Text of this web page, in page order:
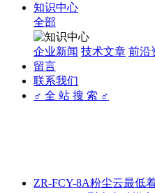
知识中心
全部
企业新闻 技术文章 前沿
留言
联系我们
♂ 全 站 搜 索 ♂
ZR-FCY-8A粉尘云最低